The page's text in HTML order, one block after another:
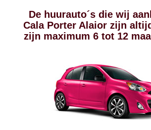
De huurauto´s die wij
Cala Porter Alaior zijn
zijn maximum 6 tot 12